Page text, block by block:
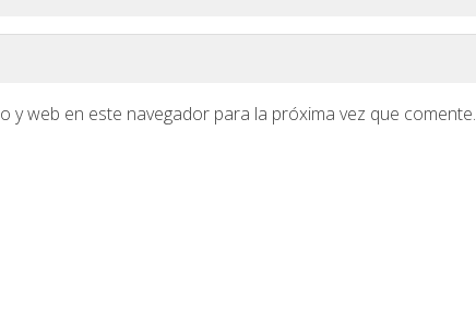
y web en este navegador para la próxima vez que comente.